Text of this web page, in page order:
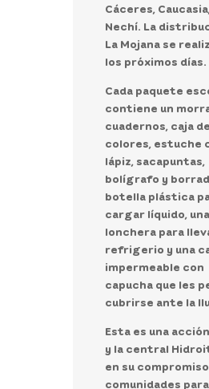
Cáceres, Caucasia,
Nechí. La
La Mojana se
los próximos días.
Cada paquete
contiene un
cuadernos, caja de
colores, estuche
lápiz, sacapuntas,
bolígrafo y
botella plástica
cargar líquido, una
lonchera para
refrigerio y una
impermeable con
capucha que les
cubrirse ante la
Esta es una acción
y la central
en su
comunidades para